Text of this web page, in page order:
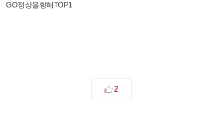
GO정상을향해TOP1
2